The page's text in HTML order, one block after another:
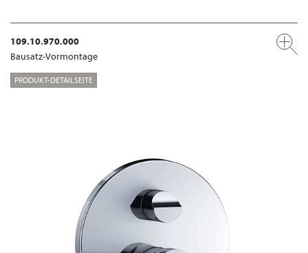
109.10.970.000
Bausatz-Vormontage
PRODUKT-DETAILSEITE